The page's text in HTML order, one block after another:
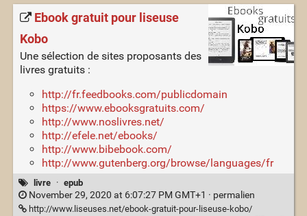
Ebook gratuit pour liseuse
Kobo
Une sélection de sites proposants des
livres gratuits :
http://fr.feedbooks.com/publicdomain
https://www.ebooksgratuits.com/
http://www.noslivres.net/
http://efele.net/ebooks/
http://www.bibebook.com/
http://www.gutenberg.org/browse/languages/fr
livre · epub
November 29, 2020 at 6:07:27 PM GMT+1 · permalien
http://www.liseuses.net/ebook-gratuit-pour-liseuse-kobo/